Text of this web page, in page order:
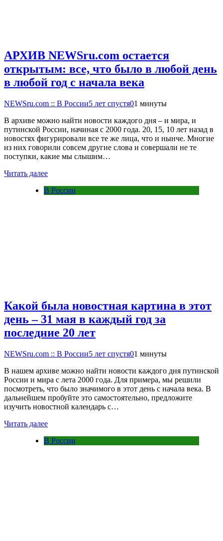
АРХИВ NEWSru.com остается
открытым: все, что было в любой день
в любой год с начала века
NEWSru.com :: В России5 лет спустя01 минуты
В архиве можно найти новости каждого дня – и мира, и
путинской России, начиная с 2000 года. 20, 15, 10 лет назад в
новостях фигурировали все те же лица, что и нынче. Многие
из них говорили совсем другие слова и совершали не те
поступки, какие мы слышим…
Читать далее
В России
Какой была новостная картина в этот
день – 31 мая в каждый год за
последние 20 лет
NEWSru.com :: В России5 лет спустя01 минуты
В нашем архиве можно найти новости каждого дня путинской
России и мира с лета 2000 года. Для примера, мы решили
посмотреть, что было значимого в этот день с начала века. В
дальнейшем пробуйте это самостоятельно, предложите
изучить новостной календарь с…
Читать далее
В России